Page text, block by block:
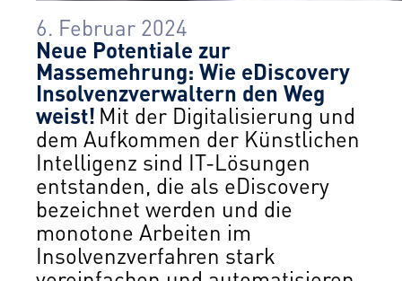
6. Februar 2024
Neue Potentiale zur
Massemehrung: Wie eDiscovery
Insolvenzverwaltern den Weg
weist! Mit der Digitalisierung und
dem Aufkommen der Künstlichen
Intelligenz sind IT-Lösungen
entstanden, die als eDiscovery
bezeichnet werden und die
monotone Arbeiten im
Insolvenzverfahren stark